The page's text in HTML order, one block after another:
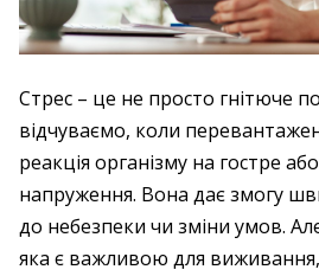
Стрес – це не просто гнітюче
відчуваємо, коли
реакція організму на гостре
напруження. Вона дає змогу
до небезпеки чи зміни умов.
яка є важливою для